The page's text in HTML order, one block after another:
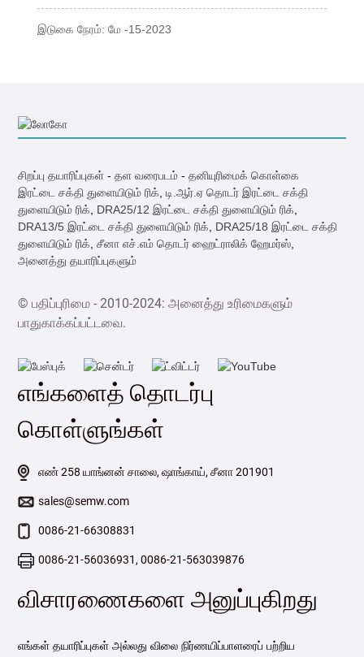
இடுகை நேரம்: மே -15-2023
சிறப்பு தயாரிப்புகள் -தள வரைபடம் -தனியுரிமைக் கொள்கை
இரட்டை சக்தி துளையிடும் ரிக் ,டி.ஆர்.ஏ தொடர் இரட்டை சக்தி
துளையிடும் ரிக்
DRA25/12 இரட்டை சக்தி துளையிடும் ரிக்
DRA13/5 இரட்டை சக்தி துளையிடும் ரிக்
DRA25/18 இரட்டை சக்தி
துளையிடும் ரிக் ,சீனா எச்.எம் தொடர் ஹைட்ராலிக் ஹேமர்ஸ்
அனைத்து தயாரிப்புகளும்
© பதிப்புரிமை - 2010-2024: அனைத்து உரிமைகளும்
பாதுகாக்கப்பட்டவை.
எங்களைத் தொடர்பு
கொள்ளுங்கள்
எண் 258 யாங்னன் சாலை, ஷாங்காய், சீனா 201901
sales@semw.com
0086-21-66308831
0086-21-56036931, 0086-21-563039876
விசாரணைகளை அனுப்புகிறது
எங்கள் தயாரிப்புகள் அல்லது விலை நிர்ணயிப்பாளரைப் பற்றிய